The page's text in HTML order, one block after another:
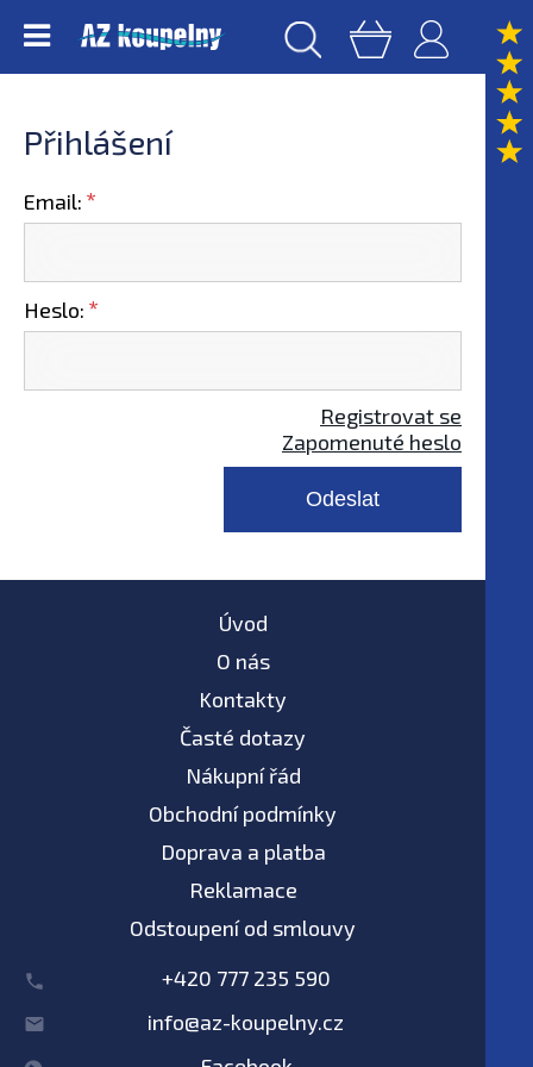
Přihlášení
Email:
Heslo:
Registrovat se
Zapomenuté heslo
Odeslat
Úvod
O nás
Kontakty
Časté dotazy
Nákupní řád
Obchodní podmínky
Doprava a platba
Reklamace
Odstoupení od smlouvy
+420 777 235 590
info@az-koupelny.cz